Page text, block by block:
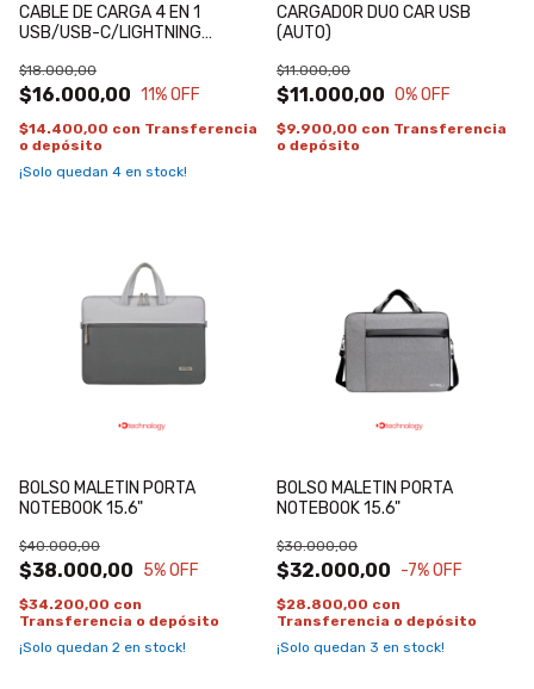
CABLE DE CARGA 4 EN 1
USB/USB-C/LIGHTNING
$16.000,00
$18.000,00
11% OFF
$14.400,00 con Transferencia
o depósito
¡Solo quedan 4 en stock!
CARGADOR DUO CAR USB
(AUTO)
$11.000,00
$11.000,00
0% OFF
$9.900,00 con Transferencia
o depósito
BOLSO MALETIN PORTA
NOTEBOOK 15.6"
$38.000,00
$40.000,00
5% OFF
$34.200,00 con
Transferencia o depósito
¡Solo quedan 2 en stock!
BOLSO MALETIN PORTA
NOTEBOOK 15.6"
$32.000,00
$30.000,00
-7% OFF
$28.800,00 con
Transferencia o depósito
¡Solo quedan 3 en stock!